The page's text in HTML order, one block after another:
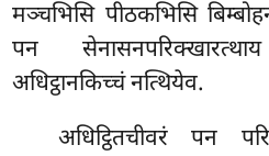
मञ्चभिसि पीठकभिसि
पन
अधिट्ठानकिच्चं नत्थियेव.
अधिट्ठितचीवरं पन